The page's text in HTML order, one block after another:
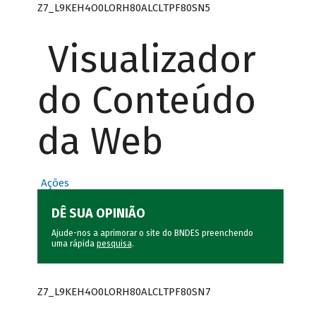
Z7_L9KEH4O0LORH80ALCLTPF80SN5
Visualizador
do Conteúdo
da Web
Ações
DÊ SUA OPINIÃO
Ajude-nos a aprimorar o site do BNDES preenchendo
uma rápida pesquisa.
Z7_L9KEH4O0LORH80ALCLTPF80SN7